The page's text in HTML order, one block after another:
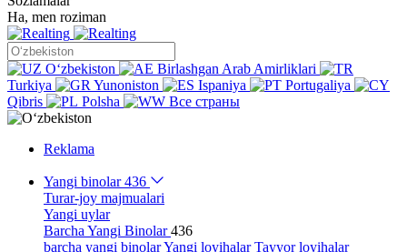
Ha, men roziman
Oʻzbekiston
Birlashgan Arab Amirliklari
Turkiya
Yunoniston Ispaniya
Portugaliya
Qibris
Polsha Все страны
Reklama
Yangi binolar436
Turar-joy majmualari
Yangi uylar
Barcha Yangi Binolar436
barcha yangi binolarYangi loyihalar Tayyor loyihalar